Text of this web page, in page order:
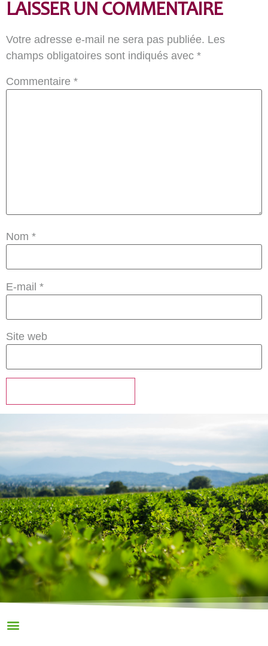
LAISSER UN COMMENTAIRE
Votre adresse e-mail ne sera pas publiée. Les
champs obligatoires sont indiqués avec *
Commentaire *
Nom *
E-mail *
Site web